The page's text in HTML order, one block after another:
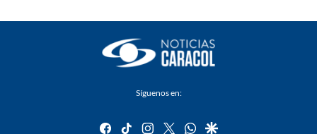
Síguenos en:
facebook
tiktok instagram
twitterwhatsapp
google